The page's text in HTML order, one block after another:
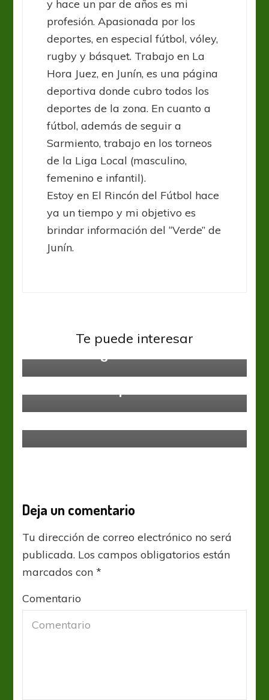
y hace un par de años es mi
profesión. Apasionada por los
deportes, en especial fútbol, vóley,
rugby y básquet. Trabajo en La
Hora Juez, en Junín, es una página
deportiva donde cubro todos los
deportes de la zona. En cuanto a
fútbol, además de seguir a
Sarmiento, trabajo en los torneos
de la Liga Local (masculino,
femenino e infantil).
Estoy en El Rincón del Fútbol hace
ya un tiempo y mi objetivo es
brindar información del “Verde” de
Junín.
Te puede interesar
Gimnasia y Esgrima LP Liga Profesional
El futuro llegó
Deja un comentario
Tu dirección de correo electrónico no será
publicada. Los campos obligatorios están
marcados con*
Comentario